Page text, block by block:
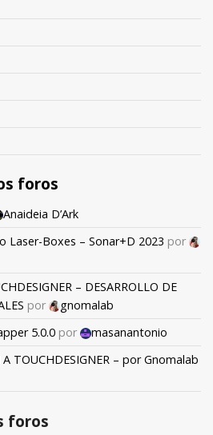
foros
Anaideia D’Ark
Laser-Boxes – Sonar+D 2023 por
– DESARROLLO DE
por
gnomalab
5.0.0 por
masanantonio
TOUCHDESIGNER – por Gnomalab
foros